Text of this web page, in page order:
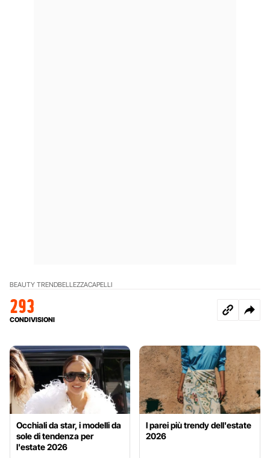
BEAUTY TRENDBELLEZZACAPELLI
293
CONDIVISIONI
Occhiali da star, i modelli da
sole di tendenza per
l'estate 2026
I parei più trendy dell'estate
2026